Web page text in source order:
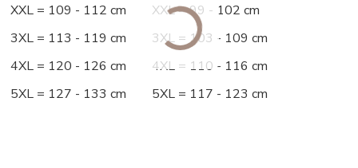
XXL = 109 - 112 cm XXL = 99 - 102 cm
3XL = 113 - 119 cm 3XL = 103 - 109 cm
4XL = 120 - 126 cm 4XL = 110 - 116 cm
5XL = 127 - 133 cm 5XL = 117 - 123 cm